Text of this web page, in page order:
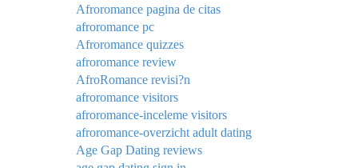
Afroromance pagina de citas
afroromance pc
Afroromance quizzes
afroromance review
AfroRomance revisi?n
afroromance visitors
afroromance-inceleme visitors
afroromance-overzicht adult dating
Age Gap Dating reviews